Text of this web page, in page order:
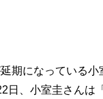
になっている小
日、小室圭さんは